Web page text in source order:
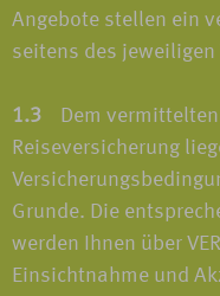
Angebote stellen ein
seitens des jeweiligen
1.3 Dem vermittelten
Reiseversicherung
Grunde. Die
werden Ihnen über
Einsichtnahme und